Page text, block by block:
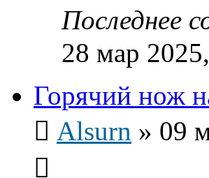
Последнее
28 мар
Горячий нож
Alsurn » 09